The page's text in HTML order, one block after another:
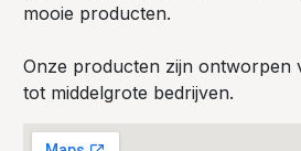
mooie producten.
Onze producten zijn ontworpen
tot middelgrote bedrijven.